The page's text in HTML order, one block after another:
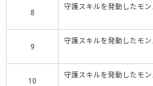
8
守護スキルを発動したモ
9
守護スキルを発動したモ
10
守護スキルを発動したモ